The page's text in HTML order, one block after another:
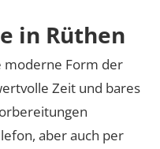
in Rüthen
moderne Form der
Zeit und bares
aber auch per